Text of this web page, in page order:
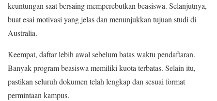
keuntungan saat bersaing memperebutkan beasiswa. Selanjutnya,
buat esai motivasi yang jelas dan menunjukkan tujuan studi di
Australia.
Keempat, daftar lebih awal sebelum batas waktu pendaftaran.
Banyak program beasiswa memiliki kuota terbatas. Selain itu,
pastikan seluruh dokumen telah lengkap dan sesuai format
permintaan kampus.